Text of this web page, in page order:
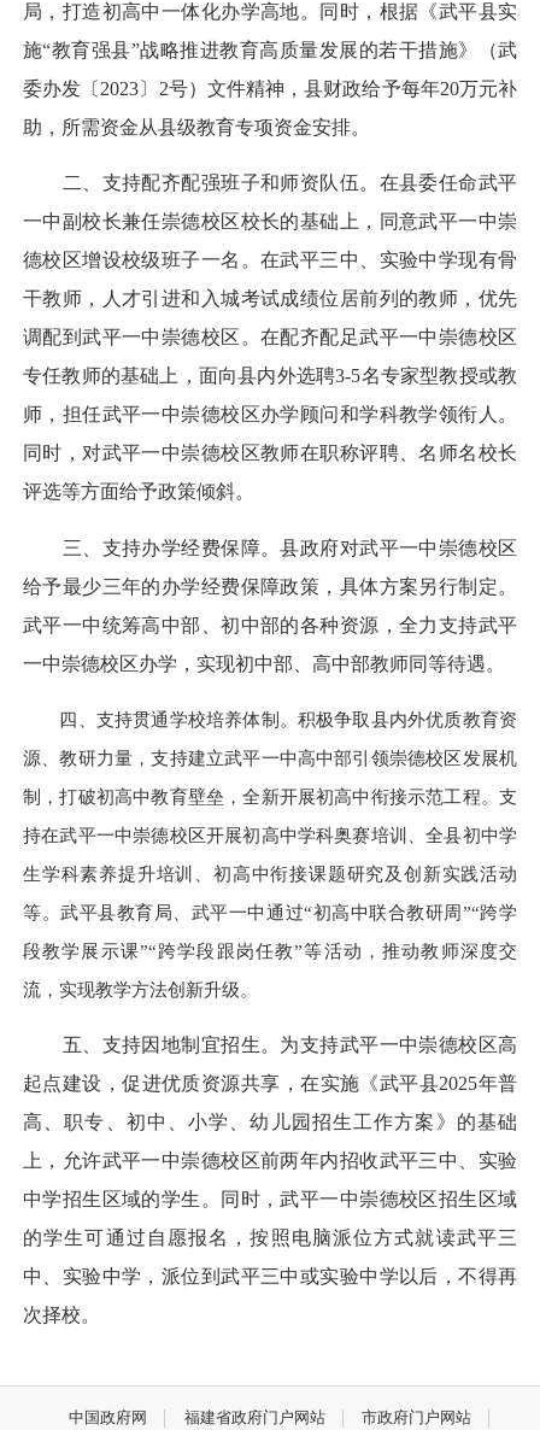
局，打造初高中一体化办学高地。同时，根据《武平县实
施“教育强县”战略推进教育高质量发展的若干措施》（武
委办发〔2023〕2号）文件精神，县财政给予每年20万元补
助，所需资金从县级教育专项资金安排。
二、支持配齐配强班子和师资队伍。在县委任命武平
一中副校长兼任崇德校区校长的基础上，同意武平一中崇
德校区增设校级班子一名。在武平三中、实验中学现有骨
干教师，人才引进和入城考试成绩位居前列的教师，优先
调配到武平一中崇德校区。在配齐配足武平一中崇德校区
专任教师的基础上，面向县内外选聘3-5名专家型教授或教
师，担任武平一中崇德校区办学顾问和学科教学领衔人。
同时，对武平一中崇德校区教师在职称评聘、名师名校长
评选等方面给予政策倾斜。
三、支持办学经费保障。县政府对武平一中崇德校区
给予最少三年的办学经费保障政策，具体方案另行制定。
武平一中统筹高中部、初中部的各种资源，全力支持武平
一中崇德校区办学，实现初中部、高中部教师同等待遇。
四、支持贯通学校培养体制。积极争取县内外优质教育资
源、教研力量，支持建立武平一中高中部引领崇德校区发展机
制，打破初高中教育壁垒，全新开展初高中衔接示范工程。支
持在武平一中崇德校区开展初高中学科奥赛培训、全县初中学
生学科素养提升培训、初高中衔接课题研究及创新实践活动
等。武平县教育局、武平一中通过“初高中联合教研周”“跨学
段教学展示课”“跨学段跟岗任教”等活动，推动教师深度交
流，实现教学方法创新升级。
五、支持因地制宜招生。为支持武平一中崇德校区高
起点建设，促进优质资源共享，在实施《武平县2025年普
高、职专、初中、小学、幼儿园招生工作方案》的基础
上，允许武平一中崇德校区前两年内招收武平三中、实验
中学招生区域的学生。同时，武平一中崇德校区招生区域
的学生可通过自愿报名，按照电脑派位方式就读武平三
中、实验中学，派位到武平三中或实验中学以后，不得再
次择校。
中国政府网 福建省政府门户网站 市政府门户网站